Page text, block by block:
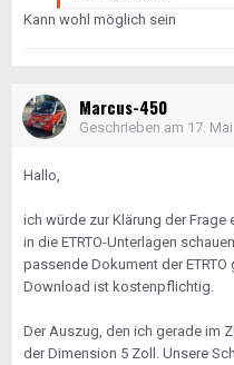
verwendete
Kann wohl möglich sein
Marcus-450
Geschrieben am 17. Mai
Hallo,
ich würde zur Klärung der
in die ETRTO-Unterlagen
passende Dokument der
Download ist kostenpflichtig.
Der Auszug, den ich gerade im
der Dimension 5 Zoll. Unsere